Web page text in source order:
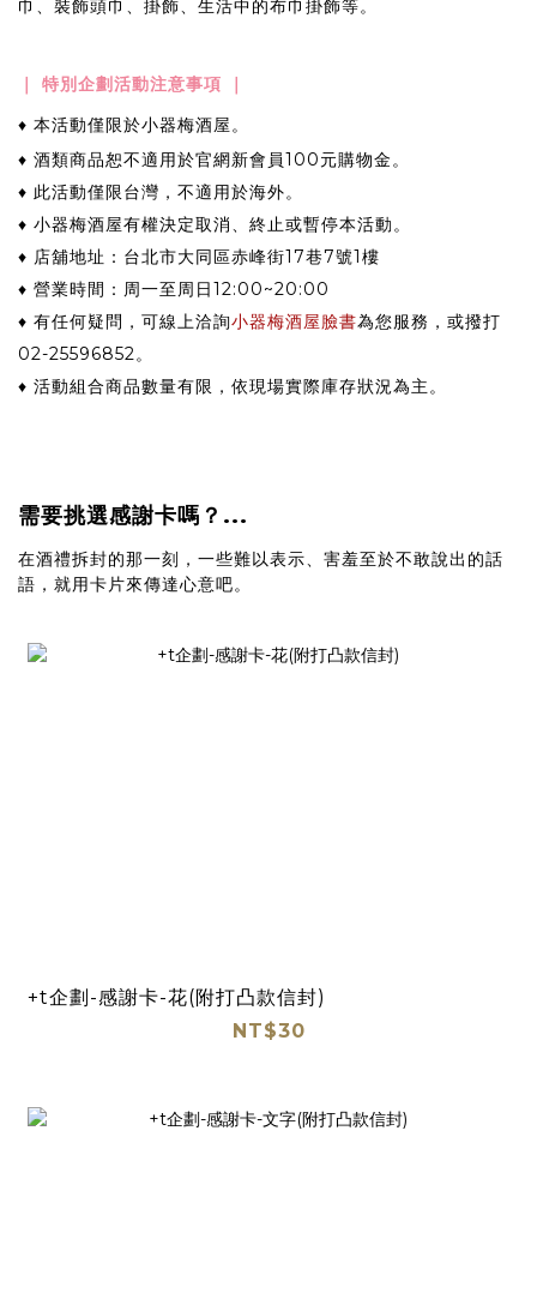
巾、裝飾頭巾、掛飾、生活中的布巾掛飾等。
｜ 特別企劃活動注意事項 ｜
♦ 本活動僅限於小器梅酒屋。
♦ 酒類商品恕不適用於官網新會員100元購物金。
♦ 此活動僅限台灣，不適用於海外。
♦ 小器梅酒屋有權決定取消、終止或暫停本活動。
♦ 店舖地址：台北市大同區赤峰街17巷7號1樓
♦ 營業時間：周一至周日12:00~20:00
♦ 有任何疑問，可線上洽詢小器梅酒屋臉書為您服務，或撥打
02-25596852。
♦ 活動組合商品數量有限，依現場實際庫存狀況為主。
需要挑選感謝卡嗎？...
在酒禮拆封的那一刻，一些難以表示、害羞至於不敢說出的話
語，就用卡片來傳達心意吧。
+t企劃-感謝卡-花(附打凸款信封)
NT$30